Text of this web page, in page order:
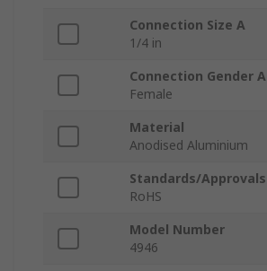
Connection Size A
1/4 in
Connection Gender A
Female
Material
Anodised Aluminium
Standards/Approvals
RoHS
Model Number
4946